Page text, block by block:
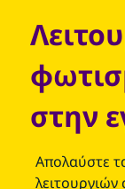
στην
Απολαύστε